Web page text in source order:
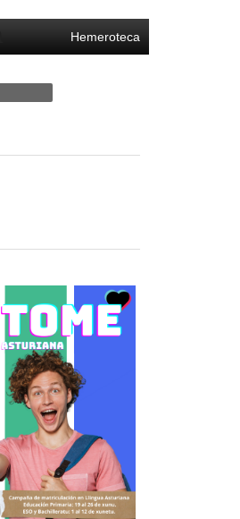
Hemeroteca